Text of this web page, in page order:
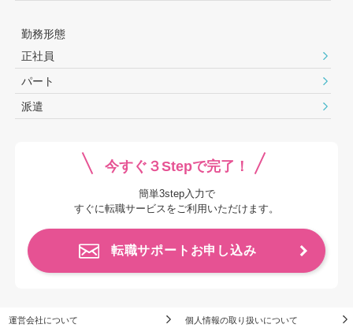
勤務形態
正社員
パート
派遣
今すぐ３Stepで完了！
簡単3step入力で
すぐに転職サービスをご利用いただけます。
転職サポートお申し込み
運営会社について 個人情報の取り扱いについて